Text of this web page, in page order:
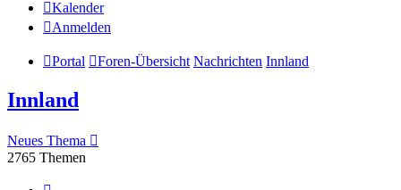
Kalender
Anmelden
Portal Foren-Übersicht Nachrichten Innland
Innland
Neues Thema
2765 Themen